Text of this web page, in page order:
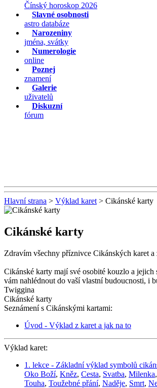
Čínský horoskop 2026
Slavné osobnosti
astro databáze
Narozeniny
jména, svátky
Numerologie
online
Poznej
znamení
Galerie
uživatelů
Diskuzní
fórum
Hlavní strana > Výklad karet > Cikánské karty
Cikánské karty
Zdravím všechny příznivce Cikánských karet
Cikánské karty mají své osobité kouzlo a
vám nahlédnout do vaší vlastní budoucnosti, i
Twiggina
Cikánské karty
Seznámení s Cikánskými kartami:
Úvod - Výklad z karet a jak na to
Výklad karet:
1. lekce - Základní výklad symbolů
Oko Boží, Kněz, Cesta, Svatba, Milenka,
Touha, Toužebné přání, Naděje, Smrt,